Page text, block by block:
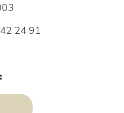
24 91